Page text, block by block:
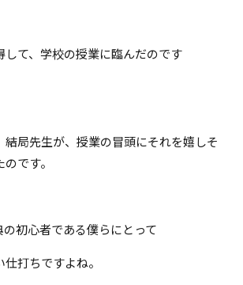
して、学校の授業に臨んだのです
結局先生が、授業の冒頭にそれを嬉しそ
です。
の初心者である僕らにとって
打ちですよね。